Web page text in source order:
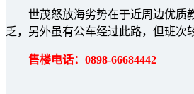
世茂怒放海劣势在于近周边优质
乏，另外虽有公车经过此路，但班次
售楼电话：0898-66684442